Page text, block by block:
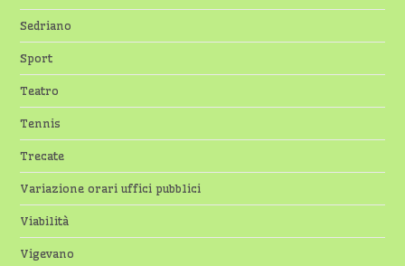
Sedriano
Sport
Teatro
Tennis
Trecate
Variazione orari uffici pubblici
Viabilità
Vigevano